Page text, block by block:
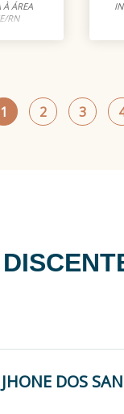
ÁREA
RN
1 2 3
DOS